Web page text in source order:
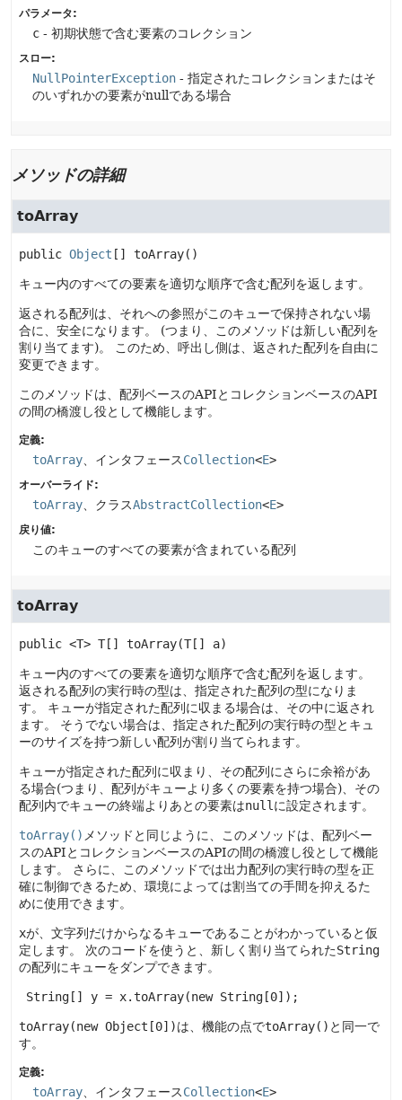
パラメータ:
c - 初期状態で含む要素のコレクション
スロー:
NullPointerException - 指定されたコレクションまたはそ
のいずれかの要素がnullである場合
メソッドの詳細
toArray
public Object [] toArray()
キュー内のすべての要素を適切な順序で含む配列を返します。
返される配列は、それへの参照がこのキューで保持されない場
合に、安全になります。
(つまり、このメソッドは新しい配列を
割り当てます)。
このため、呼出し側は、返された配列を自由に
変更できます。
このメソッドは、配列ベースのAPIとコレクションベースのAPI
の間の橋渡し役として機能します。
定義:
toArray 、インタフェースCollection<E>
オーバーライド:
toArray 、クラスAbstractCollection<E>
戻り値:
このキューのすべての要素が含まれている配列
toArray
public <T> T[] toArray(T[] a)
キュー内のすべての要素を適切な順序で含む配列を返します。
返される配列の実行時の型は、指定された配列の型になりま
す。
キューが指定された配列に収まる場合は、その中に返され
ます。
そうでない場合は、指定された配列の実行時の型とキュ
ーのサイズを持つ新しい配列が割り当てられます。
キューが指定された配列に収まり、その配列にさらに余裕があ
る場合(つまり、配列がキューより多くの要素を持つ場合)、その
配列内でキューの終端よりあとの要素はnull に設定されます。
toArray() メソッドと同じように、このメソッドは、配列ベー
スのAPIとコレクションベースのAPIの間の橋渡し役として機能
します。
さらに、このメソッドでは出力配列の実行時の型を正
確に制御できるため、環境によっては割当ての手間を抑えるた
めに使用できます。
xが、文字列だけからなるキューであることがわかっていると仮
定します。
次のコードを使うと、新しく割り当てられたString
の配列にキューをダンプできます。
String[] y = x.toArray(new String[0]);
toArray(new Object[0])は、機能の点でtoArray() と同一で
す。
定義:
toArray 、インタフェースCollection<E>